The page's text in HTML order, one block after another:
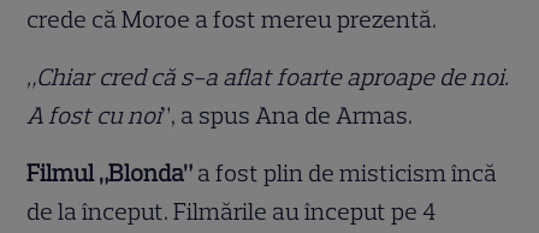
crede că Moroe a fost mereu prezentă.
„Chiar cred că s-a aflat foarte aproape de noi.
A fost cu noi”, a spus Ana de Armas.
Filmul „Blonda” a fost plin de misticism încă
de la început. Filmările au început pe 4